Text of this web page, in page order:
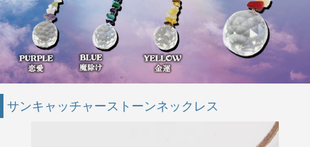
サンキャッチャーストーンネックレス